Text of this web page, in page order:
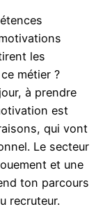
les
métier ?
à prendre
est
qui vont
Le secteur
et une
ton parcours
recruteur.